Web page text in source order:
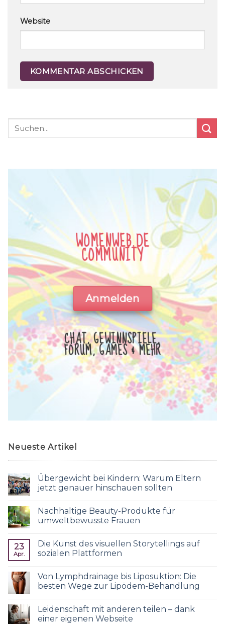
Website
WOMENWEB.DE
COMMUNITY
Anmelden
CHAT, GEWINNSPIELE,
FORUM, GAMES & MEHR
Neueste Artikel
Übergewicht bei Kindern: Warum Eltern
jetzt genauer hinschauen sollten
Nachhaltige Beauty-Produkte für
umweltbewusste Frauen
23
Apr.
Die Kunst des visuellen Storytellings auf
sozialen Plattformen
Von Lymphdrainage bis Liposuktion: Die
besten Wege zur Lipödem-Behandlung
Leidenschaft mit anderen teilen – dank
einer eigenen Webseite